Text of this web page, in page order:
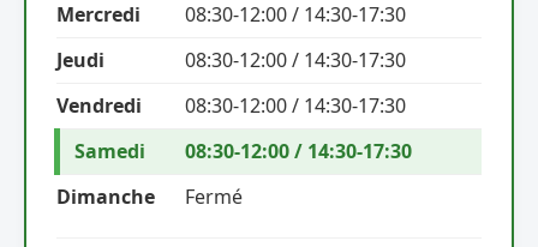
Mercredi
08:30-12:00 / 14:30-17:30
Jeudi
08:30-12:00 / 14:30-17:30
Vendredi
08:30-12:00 / 14:30-17:30
Samedi
08:30-12:00 / 14:30-17:30
Dimanche
Fermé